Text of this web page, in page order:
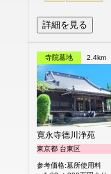
詳細を見る
寺院墓地 2.4km
寛永寺德川浄苑
東京都 台東区
参考価格:墓所使用料